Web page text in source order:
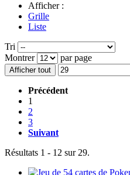
Afficher :
Grille
Liste
Tri
Montrer
par page
Afficher tout
Précédent
1
2
3
Suivant
Résultats 1 - 12 sur 29.